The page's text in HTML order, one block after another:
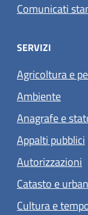
Comunicati
SERVIZI
Agricoltura e
Ambiente
Anagrafe e
Appalti pubblici
Autorizzazioni
Catasto e
Cultura e